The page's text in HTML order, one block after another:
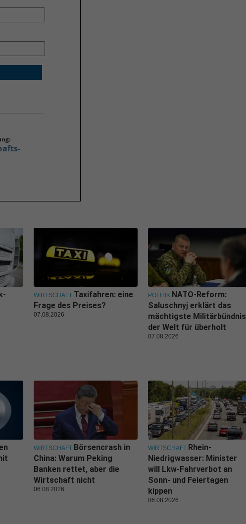
WIRTSCHAFT Taxifahren: eine
Frage des Preises?
07.08.2026
POLITIK NATO-Reform:
Saluschnyj erklärt das
mächtigste Militärbündnis
der Welt für überholt
07.08.2026
WIRTSCHAFT Börsencrash in
China: Warum Peking
Banken rettet, aber die
Wirtschaft nicht
06.08.2026
WIRTSCHAFT Rhein-
Niedrigwasser: Minister
will Lkw-Fahrverbot an
Sonn- und Feiertagen
kippen
06.08.2026